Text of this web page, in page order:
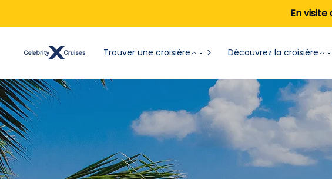
En visite
Trouver une croisière Découvrez la croisière